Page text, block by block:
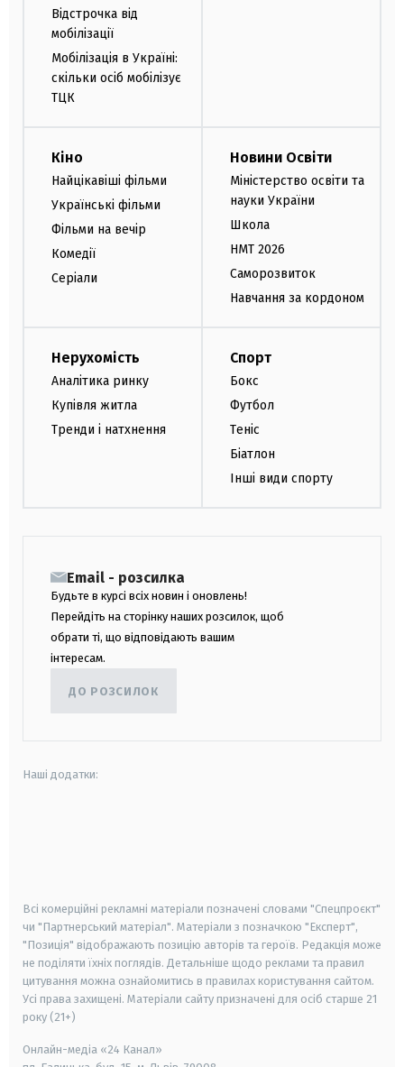
Відстрочка від
мобілізації
Мобілізація в Україні:
скільки осіб мобілізує
ТЦК
Кіно
Найцікавіші фільми
Українські фільми
Фільми на вечір
Комедії
Серіали
Новини Освіти
Міністерство освіти та
науки України
Школа
НМТ 2026
Саморозвиток
Навчання за кордоном
Нерухомість
Аналітика ринку
Купівля житла
Тренди і натхнення
Спорт
Бокс
Футбол
Теніс
Біатлон
Інші види спорту
Email - розсилка
Будьте в курсі всіх новин і оновлень!
Перейдіть на сторінку наших розсилок, щоб
обрати ті, що відповідають вашим
інтересам.
ДО РОЗСИЛОК
Наші додатки:
Всі комерційні рекламні матеріали позначені словами "Спецпроєкт"
чи "Партнерський матеріал". Матеріали з позначкою "Експерт",
"Позиція" відображають позицію авторів та героїв. Редакція може
не поділяти їхніх поглядів. Детальніше щодо реклами та правил
цитування можна ознайомитись в правилах користування сайтом.
Усі права захищені. Матеріали сайту призначені для осіб старше 21
року (21+)
Онлайн-медіа «24 Канал»